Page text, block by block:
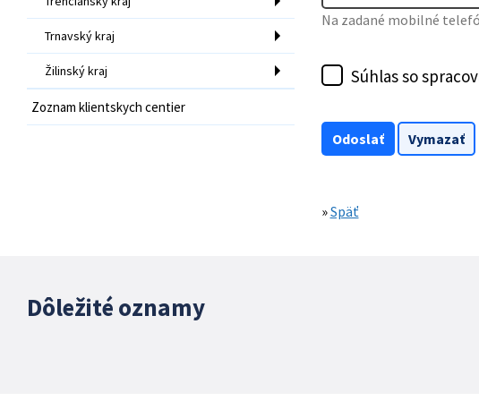
Trnavský kraj
Žilinský kraj
Zoznam klientskych centier
Na zadané mobilné
Súhlas so
»Späť
Dôležité oznamy